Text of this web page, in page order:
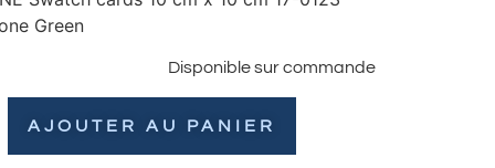
Green
Disponible sur commande
AJOUTER AU PANIER